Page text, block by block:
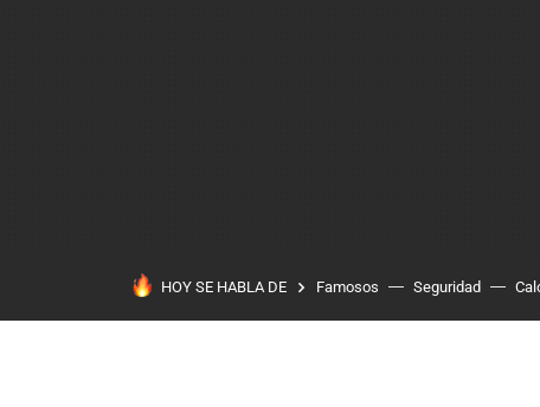
HOY SE HABLA DE Famosos Seguridad